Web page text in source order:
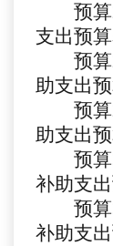
预算
支出预
预算
助支出
预算
助支出
预算
补助支
预算
补助支